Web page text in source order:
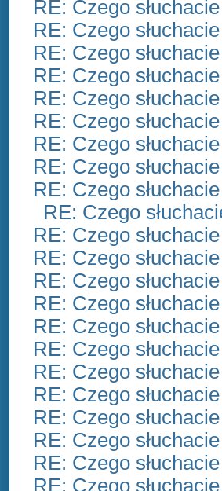
RE: Czego
RE: Czego
RE: Czego
RE: Czego
RE: Czego
RE: Czego
RE: Czego
RE: Czego
RE: Czego
RE: Czego
RE: Czego
RE: Czego
RE: Czego
RE: Czego
RE: Czego
RE: Czego
RE: Czego
RE: Czego
RE: Czego
RE: Czego
RE: Czego
RE: Czego